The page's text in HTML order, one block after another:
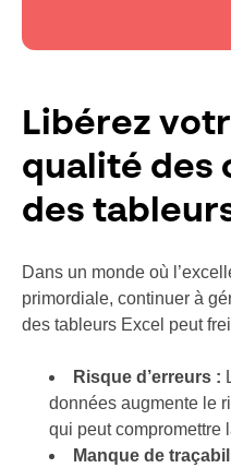
Libérez
qualité des
des
Dans un monde où
primordiale, continuer à
des tableurs Excel peut
Risque d’erreurs :
données augmente le
qui peut compromettre
Manque de